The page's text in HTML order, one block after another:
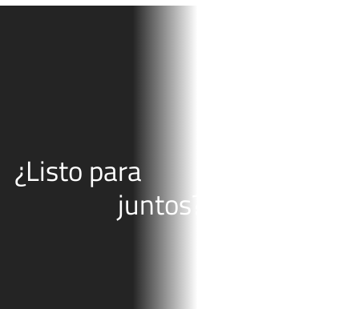
¿Listo para
juntos?